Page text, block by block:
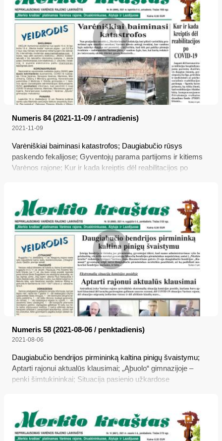
Numeris 84 (2021-11-09 / antradienis)
2021-11-09
Varėniškiai baiminasi katastrofos; Daugiabučio rūsys
paskendo fekalijose; Gyventojų parama partijoms ir kitiems
Varėnos rajone; Kur ir kada kreiptis dël reabilitacijos po
Numeris 58 (2021-08-06 / penktadienis)
2021-08-06
Daugiabučio bendrijos pirmininką kaltina pinigų švaistymu;
Aptarti rajonui aktualūs klausimai; „Ąþuolo“ gimnazijoje –
penki šimtukininkai; Situacija pasienio užkardose